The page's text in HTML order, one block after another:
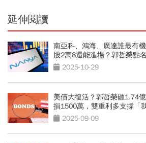
延伸閱讀
南亞科、鴻海、廣達誰最有
股2萬8還能進場？郭哲榮點
力買」
2025-10-29
美債大復活？郭哲榮砸1.74
損1500萬，雙重利多支撐「
出場」
2025-09-09